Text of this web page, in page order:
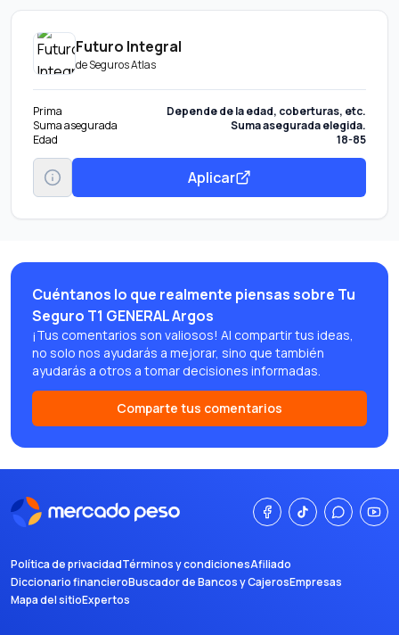
Futuro Integral
deSeguros Atlas
Prima
Depende de la edad, coberturas, etc.
Suma asegurada
Suma asegurada elegida.
Edad
18-85
Aplicar
Cuéntanos lo que realmente piensas sobre Tu
Seguro T1 GENERAL Argos
¡Tus comentarios son valiosos! Al compartir tus ideas,
no solo nos ayudarás a mejorar, sino que también
ayudarás a otros a tomar decisiones informadas.
Comparte tus comentarios
Política de privacidadTérminos y condicionesAfiliado
Diccionario financieroBuscador de Bancos y CajerosEmpresas
Mapa del sitioExpertos